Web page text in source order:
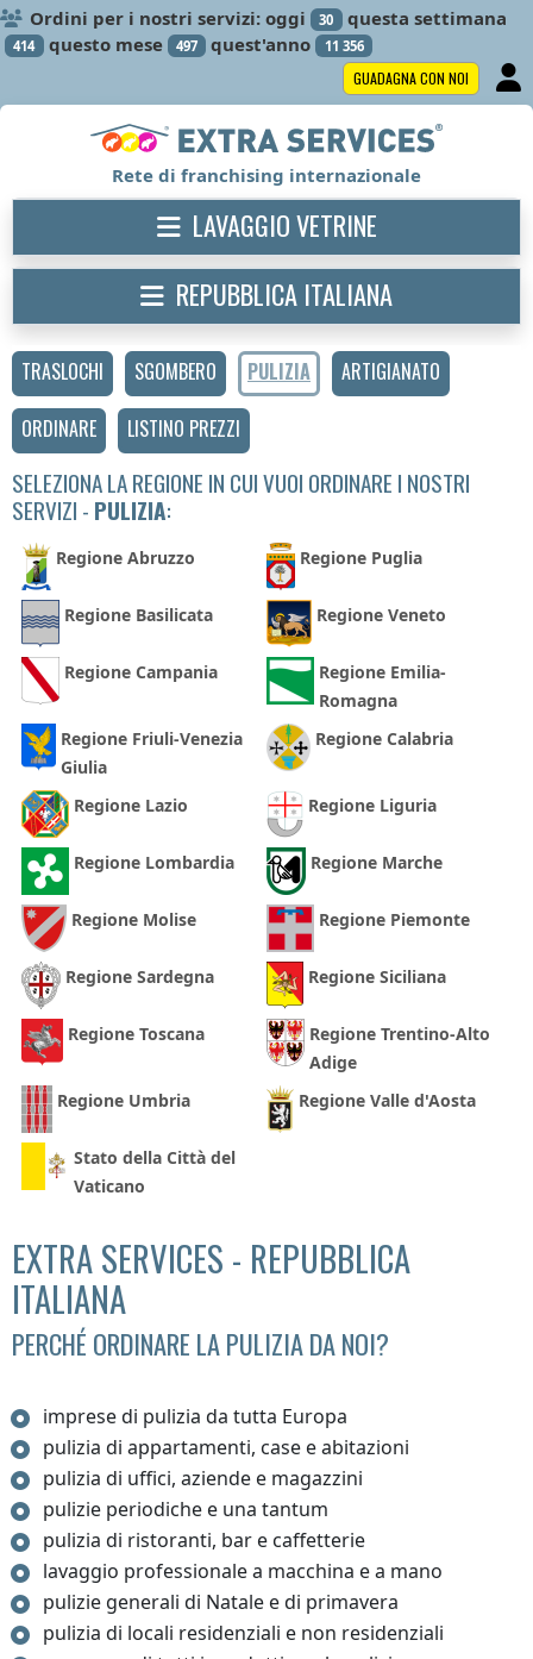
Ordini per i nostri servizi: oggi 30 questa settimana
414 questo mese 497 quest'anno 11 356
GUADAGNA CON NOI
TRASLOCHI SGOMBERO PULIZIA
ARTIGIANATO
ORDINARE
LISTINO PREZZI
SELEZIONA LA REGIONE IN CUI VUOI ORDINARE I NOSTRI
SERVIZI - PULIZIA:
Regione Abruzzo Regione Puglia
Regione Basilicata Regione Veneto
Regione Campania
Regione Emilia-
Romagna
Regione Friuli-Venezia
Giulia
Regione Calabria
Regione Lazio Regione Liguria
Regione Lombardia Regione Marche
Regione Molise Regione Piemonte
Regione Sardegna Regione Siciliana
Regione Toscana
Regione Trentino-Alto
Adige
Regione Umbria
Regione Valle d'Aosta
Stato della Città del
Vaticano
EXTRA SERVICES - REPUBBLICA
ITALIANA
PERCHÉ ORDINARE LA PULIZIA DA NOI?
imprese di pulizia da tutta Europa
pulizia di appartamenti, case e abitazioni
pulizia di uffici, aziende e magazzini
pulizie periodiche e una tantum
pulizia di ristoranti, bar e caffetterie
lavaggio professionale a macchina e a mano
pulizie generali di Natale e di primavera
pulizia di locali residenziali e non residenziali
Rete di franchising internazionale
LAVAGGIO VETRINE
REPUBBLICA ITALIANA